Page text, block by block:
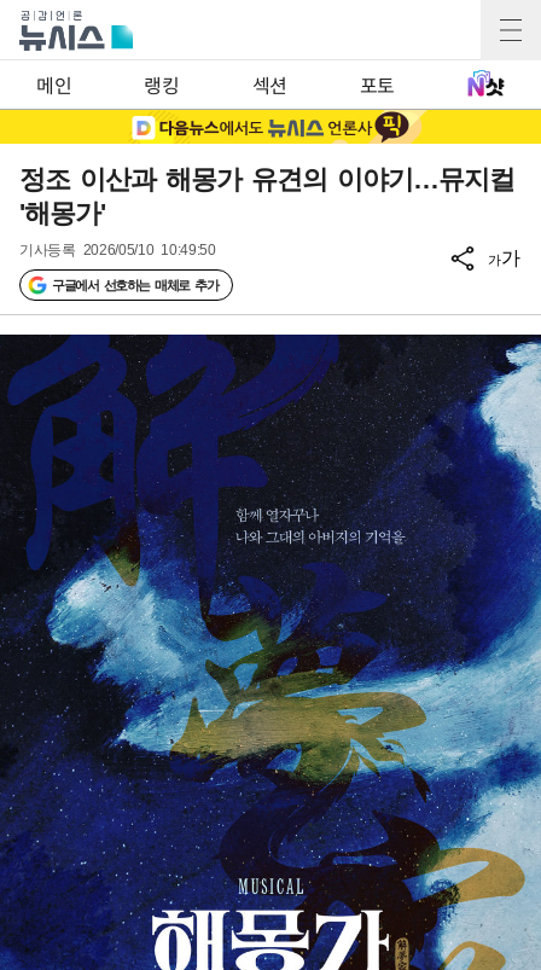
메인 랭킹 섹션 포토
정조 이산과 해몽가 유견의 이야기…뮤지컬
'해몽가'
기사등록 2026/05/10 10:49:50
구글에서 선호하는 매체로 추가
가가